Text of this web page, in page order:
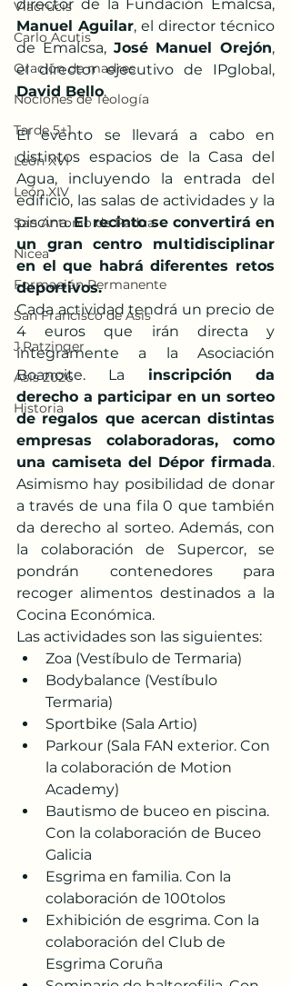
Viacrucis
Carlo Acutis
Oración de madres
Nociones de Teología
Tarde 5+1
León XVI
León XIV
San Antonio de Padua
Nicea
Formación Permanente
San Francisco de Asís
J.Ratzinger
Asís 2026
Historia
Manuel Aguilar, el director técnico
de Emalcsa, José Manuel Orejón,
David Bello.
El evento se llevará a cabo en
distintos espacios de la Casa del
Agua, incluyendo la entrada del
edificio, las salas de actividades y la
piscina. El recinto se convertirá en
un gran centro multidisciplinar
en el que habrá diferentes retos
deportivos.
Cada actividad tendrá un precio de
4 euros que irán directa y
íntegramente a la Asociación
Boanoite. La inscripción da
derecho a participar en un sorteo
de regalos que acercan distintas
empresas colaboradoras, como
una camiseta del Dépor firmada.
Asimismo hay posibilidad de donar
a través de una fila 0 que también
da derecho al sorteo. Además, con
la colaboración de Supercor, se
pondrán contenedores para
recoger alimentos destinados a la
Cocina Económica.
Las actividades son las siguientes:
Zoa (Vestíbulo de Termaria)
Bodybalance (Vestíbulo
Termaria)
Sportbike (Sala Artio)
Parkour (Sala FAN exterior. Con
la colaboración de Motion
Academy)
Bautismo de buceo en piscina.
Con la colaboración de Buceo
Galicia
Esgrima en familia. Con la
colaboración de 100tolos
Exhibición de esgrima. Con la
colaboración del Club de
Esgrima Coruña